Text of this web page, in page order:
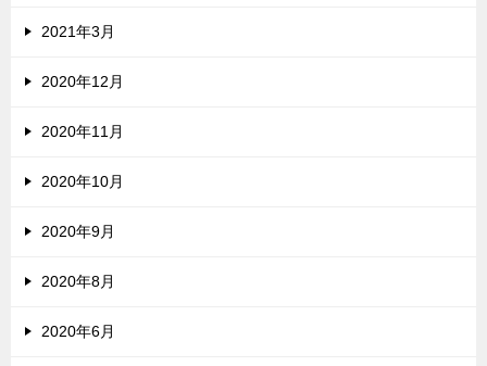
2021年3月
2020年12月
2020年11月
2020年10月
2020年9月
2020年8月
2020年6月